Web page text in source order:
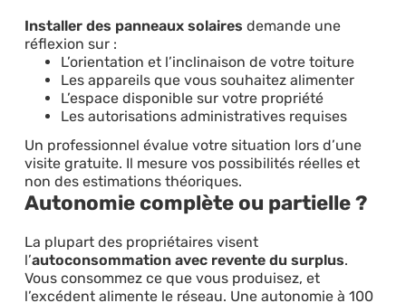
Installer des panneaux solaires demande une
réflexion sur :
L’orientation et l’inclinaison de votre toiture
Les appareils que vous souhaitez alimenter
L’espace disponible sur votre propriété
Les autorisations administratives requises
Un professionnel évalue votre situation lors d’une
visite gratuite. Il mesure vos possibilités réelles et
non des estimations théoriques.
Autonomie complète ou partielle ?
La plupart des propriétaires visent
l’autoconsommation avec revente du surplus.
Vous consommez ce que vous produisez, et
l’excédent alimente le réseau. Une autonomie à 100